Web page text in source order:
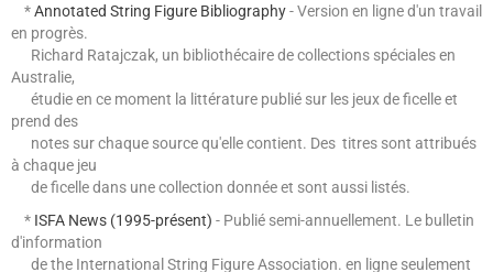
*Annotated String Figure Bibliography- Version en ligne d'un travail
en progrès.
Richard Ratajczak, un bibliothécaire de collections spéciales en
Australie,
étudie en ce moment la littérature publié sur les jeux de ficelle et
prend des
notes sur chaque source qu'elle contient. Des titres sont attribués
à chaque jeu
de ficelle dans une collection donnée et sont aussi listés.
* ISFA News (1995-présent) - Publié semi-annuellement. Le bulletin
d'information
de the International String Figure Association. en ligne seulement